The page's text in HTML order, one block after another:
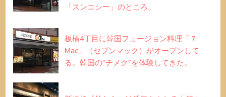
「スンコシー」のところ。
板橋4丁目に韓国フュージョン料理「７
Mac」（セブンマック）がオープンして
る。韓国の”チメク”を体験してきた。